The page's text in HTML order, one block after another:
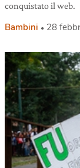
conquistato il web.
Bambini 28